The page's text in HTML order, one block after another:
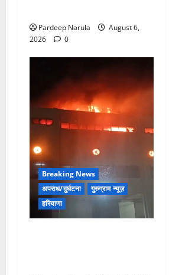
Pardeep Narula
August 6,
2026
0
Breaking News
अपराध/दुर्घटना
गुरुग्राम न्यूज़
हरियाणा